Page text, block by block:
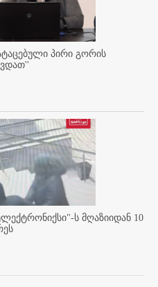
პირი გორის
ს მღაზიიდან 10